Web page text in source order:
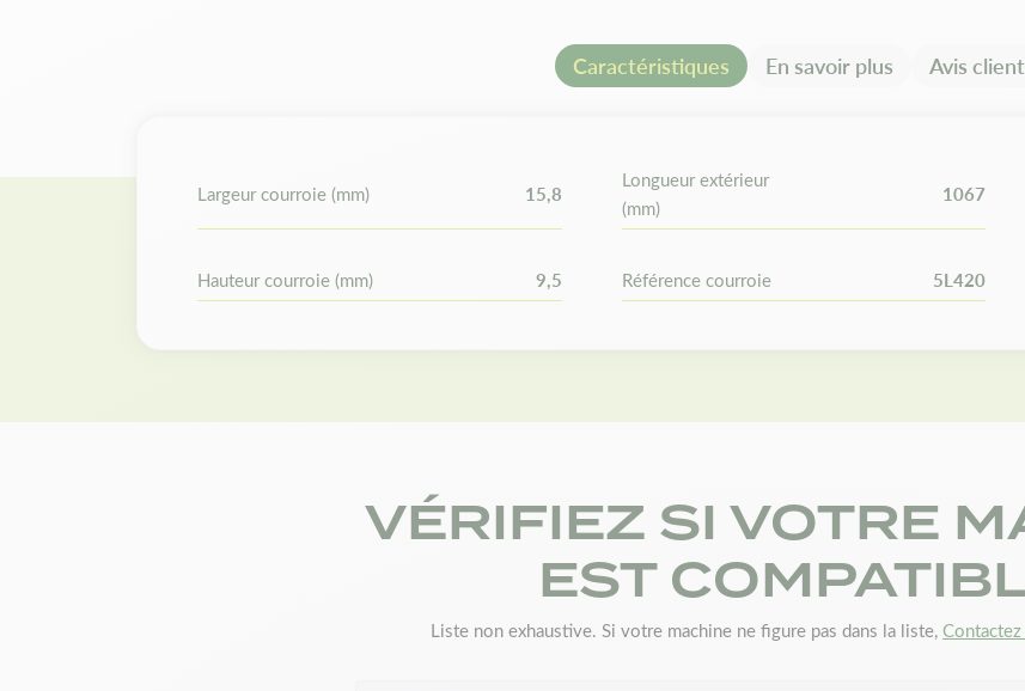
75404171. Bolens :
420. MTD : 754-
04171, 95404171.
154273, 2025641. Toro
commande.
Caractéristiques En savoir plus Avis
Largeur courroie (mm) 15,8
Longueur extérieur
(mm)
1067
Hauteur courroie (mm) 9,5 Référence courroie 5L420
VÉRIFIEZ SI VOTRE
EST
Liste non exhaustive. Si votre machine ne figure pas dans la liste,